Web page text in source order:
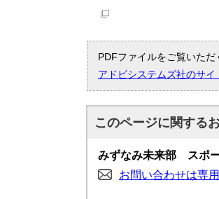
PDFファイルをご覧いた
アドビシステムズ社のサイ
このページに関する
みずなみ未来部 スポ
お問い合わせは専